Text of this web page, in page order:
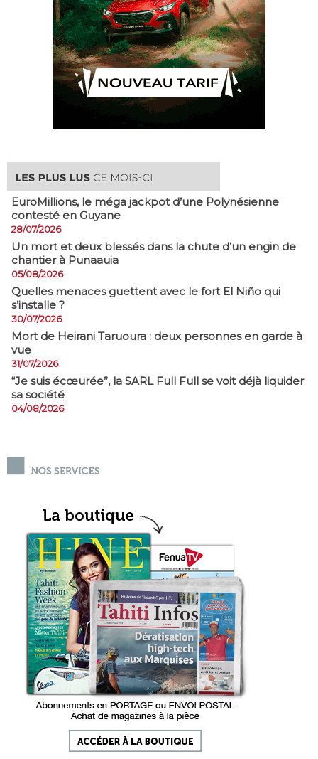
EuroMillions, ​le méga jackpot d’une Polynésienne
contesté en Guyane
28/07/2026
​Un mort et deux blessés dans la chute d’un engin de
chantier à Punaauia
05/08/2026
Quelles menaces guettent avec le fort El Niño qui
s’installe ?
30/07/2026
Mort de Heirani Taruoura : deux personnes en garde à
vue
31/07/2026
​“Je suis écœurée”, la SARL Full Full se voit déjà liquider
sa société
04/08/2026